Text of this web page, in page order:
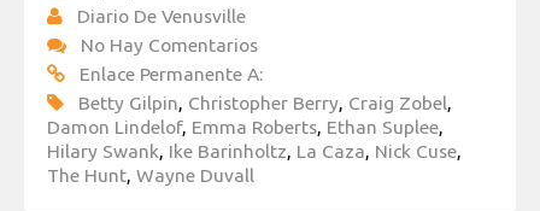
Diario De Venusville
No Hay Comentarios
Enlace Permanente A:
Betty Gilpin, Christopher Berry, Craig Zobel,
Damon Lindelof, Emma Roberts, Ethan Suplee,
Hilary Swank, Ike Barinholtz, La Caza, Nick Cuse,
The Hunt, Wayne Duvall